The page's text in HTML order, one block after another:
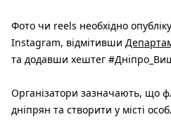
Фото чи reels необхідно
Instagram, відмітивши
та додавши хештег
Організатори зазначають, що
дніпрян та створити у місті